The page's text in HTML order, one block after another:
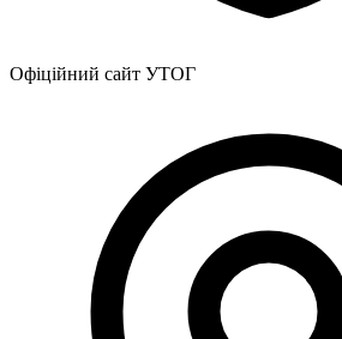
Офіційний сайт УТОГ